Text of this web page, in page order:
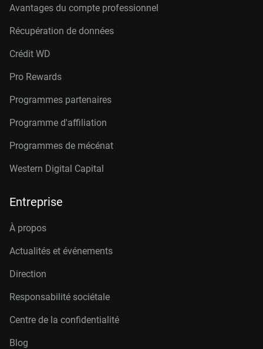
Avantages du compte professionnel
Récupération de données
Crédit WD
Pro Rewards
Programmes partenaires
Programme d'affiliation
Programmes de mécénat
Western Digital Capital
Entreprise
À propos
Actualités et événements
Direction
Responsabilité sociétale
Centre de la confidentialité
Blog